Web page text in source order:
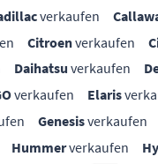
verkaufen
Citroenverkaufen
Daihatsu verkaufen
verkaufen Elaris
Genesisverkaufen
Hummerverkaufen